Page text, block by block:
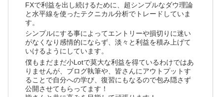
FXで利益を出し続けるために、超シンプルなダウ理論
と水平線を使ったテクニカル分析でトレードしていま
す。
シンプルにする事によってエントリーや損切りに迷い
がなくなり感情的にならず、淡々と利益を積み上げて
いけるようにしています。
僕もまだまだ小Lotで莫大な利益を得ているわけではあ
りませんが、ブログ執筆や、皆さんにアウトプットす
ることで自分への学び、復習にもなるので包み隠さず
公開させてもらってます！